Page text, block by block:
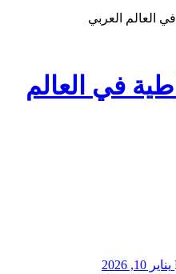
العالم العربي
في العالم
يناير 10, 2026